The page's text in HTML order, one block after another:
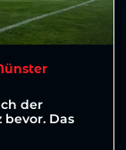
der
Das